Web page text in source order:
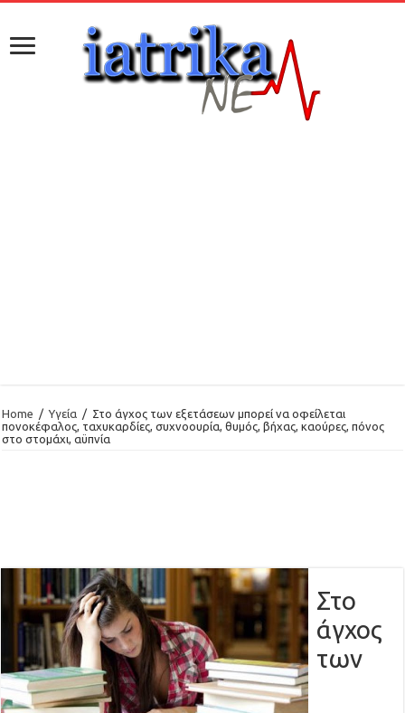
Home / Υγεία / Στo άγχος των εξετάσεων μπορεί να οφείλεται
πονοκέφαλος, ταχυκαρδίες, συχνοουρία, θυμός, βήχας, καούρες, πόνος
στο στομάχι, αϋπνία
Στo
άγχος
των